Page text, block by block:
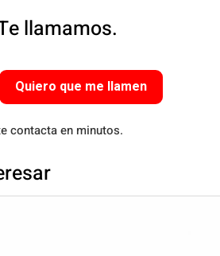
llamamos.
Quiero que me llamen
contacta en minutos.